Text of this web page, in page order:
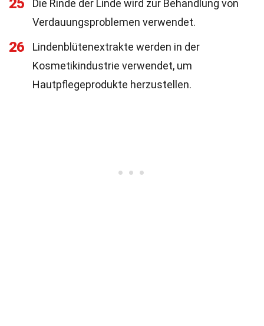
25
Die Rinde der Linde wird zur Behandlung von
Verdauungsproblemen verwendet.
26
Lindenblütenextrakte werden in der
Kosmetikindustrie verwendet, um
Hautpflegeprodukte herzustellen.